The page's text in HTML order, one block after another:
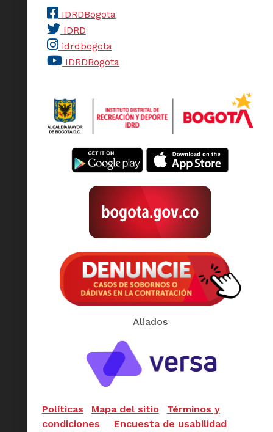
IDRDBogota
IDRD
idrdbogota
IDRDBogota
Aliados
Políticas Mapa del sitio
Términos y
condiciones
Encuesta de usabilidad